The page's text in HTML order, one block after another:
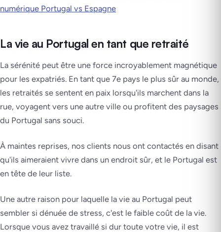
numérique Portugal vs Espagne
La vie au Portugal en tant que retraité
La sérénité peut être une force incroyablement magnétique
pour les expatriés. En tant que 7e pays le plus sûr au monde,
les retraités se sentent en paix lorsqu'ils marchent dans la
rue, voyagent vers une autre ville ou profitent des paysages
du Portugal sans souci.
À maintes reprises, nos clients nous ont contactés en disant
qu'ils aimeraient vivre dans un endroit sûr, et le Portugal est
en tête de leur liste.
Une autre raison pour laquelle la vie au Portugal peut
sembler si dénuée de stress, c'est le faible coût de la vie.
Lorsque vous avez travaillé si dur toute votre vie, il est